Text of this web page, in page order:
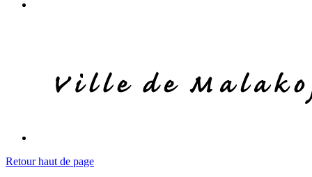
Retour haut de page